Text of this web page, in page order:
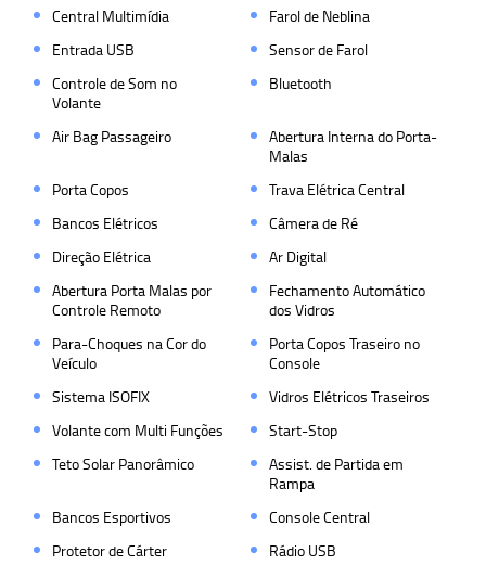
Central Multimídia
Farol de Neblina
Entrada USB
Sensor de Farol
Controle de Som no
Volante
Bluetooth
Air Bag Passageiro
Abertura Interna do Porta-
Malas
Porta Copos
Trava Elétrica Central
Bancos Elétricos
Câmera de Ré
Direção Elétrica
Ar Digital
Abertura Porta Malas por
Controle Remoto
Fechamento Automático
dos Vidros
Para-Choques na Cor do
Veículo
Porta Copos Traseiro no
Console
Sistema ISOFIX
Vidros Elétricos Traseiros
Volante com Multi Funções
Start-Stop
Teto Solar Panorâmico
Assist. de Partida em
Rampa
Bancos Esportivos
Console Central
Protetor de Cárter
Rádio USB